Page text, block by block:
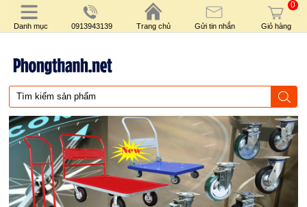
Danh mục 0913943139 Trang chủ Gửi tin nhắn
0
Giỏ hàng